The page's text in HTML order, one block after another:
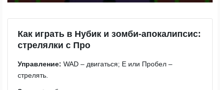
Как играть в Нубик и зомби-апокалипсис:
стрелялки с Про
Управление: WAD – двигаться; E или Пробел –
стрелять.